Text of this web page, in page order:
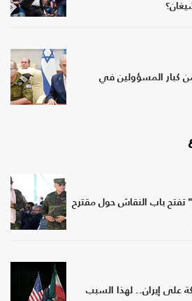
إيران.. إقالة 2 من كبار المسؤولين في
تفتح باب النقاش حول مقترح
على إيران.. لهذا السبب